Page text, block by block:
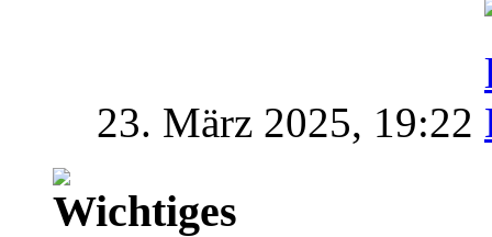
23. März 2025, 19:22